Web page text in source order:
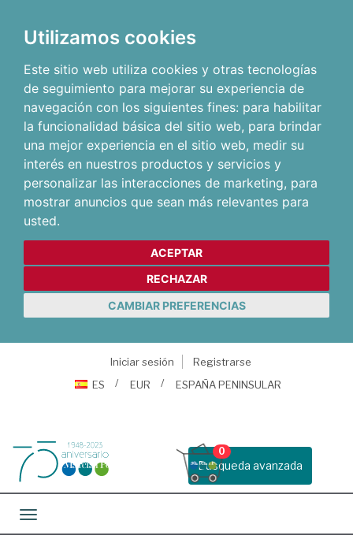
Utilizamos cookies
Este sitio web utiliza cookies y otras tecnologías
de seguimiento para mejorar su experiencia de
navegación con los siguientes fines: para habilitar
la funcionalidad básica del sitio web, para brindar
una mejor experiencia en el sitio web, medir su
interés en nuestros productos y servicios y
personalizar las interacciones de marketing, para
mostrar anuncios que sean más relevantes para
usted.
ACEPTAR
RECHAZAR
CAMBIAR PREFERENCIAS
Iniciar sesión
Registrarse
ES
EUR ESPAÑA PENINSULAR
Busqueda avanzada
0
Toggle navigation